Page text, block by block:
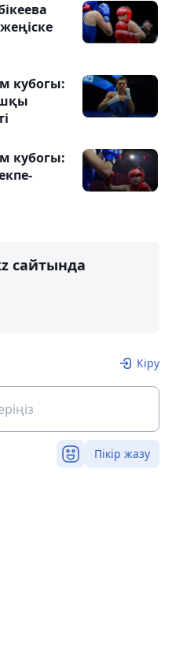
кубогы:
кубогы:
сайтында
Кіру
Пікір жазу